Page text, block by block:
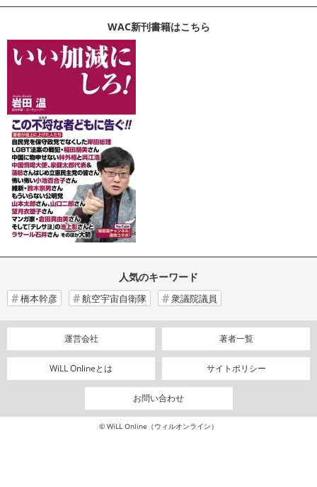
WAC新刊書籍はこちら
人気のキーワード
橋本幹彦 航空宇宙自衛隊 衆議院議員
運営会社 著者一覧
WiLL Onlineとは サイトポリシー
お問い合わせ
© WiLL Online（ウィルオンライン）